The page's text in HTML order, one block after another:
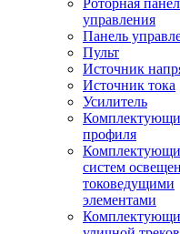
Роторная
управления
Панель
Пульт
Источник
Источник тока
Усилитель
профиля
систем
токоведущими
элементами